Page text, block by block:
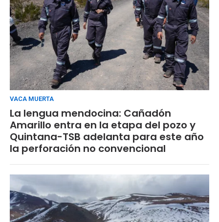
VACA MUERTA
La lengua mendocina: Cañadón
Amarillo entra en la etapa del pozo y
Quintana-TSB adelanta para este año
la perforación no convencional